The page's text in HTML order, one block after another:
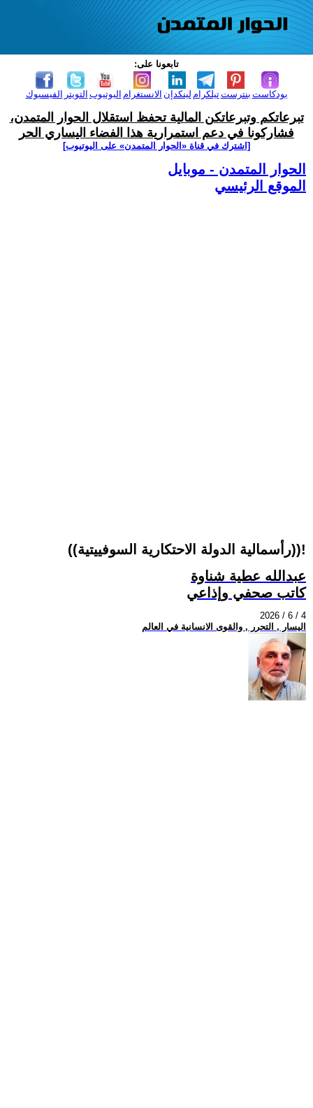
تابعونا على:
الفيسبوك التويتر اليوتيوب الانستغرام لينكدإن تيلكرامبنترست بودكاست
تبرعاتكم وتبرعاتكن المالية تحفظ استقلال الحوار المتمدن،
فشاركونا في دعم استمرارية هذا الفضاء اليساري الحر
[اشترك في قناة ‫«الحوار المتمدن» على اليوتيوب]
الحوار المتمدن - موبايل
الموقع الرئيسي
((رأسمالية الدولة الاحتكارية السوفييتية))!
عبدالله عطية شناوة
كاتب صحفي وإذاعي
2026 / 6 / 4
اليسار , التحرر , والقوى الانسانية في العالم